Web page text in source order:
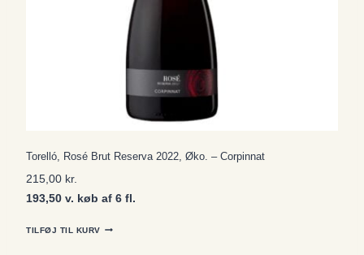
Torelló, Rosé Brut Reserva 2022, Øko. – Corpinnat
215,00 kr.
193,50 v. køb af 6 fl.
TILFØJ TIL KURV